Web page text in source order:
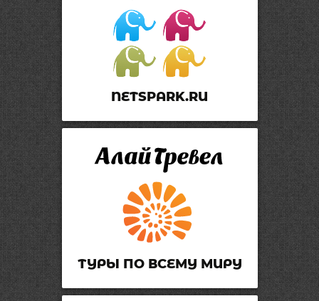
NETSPARK.RU
ТУРЫ ПО ВСЕМУ МИРУ